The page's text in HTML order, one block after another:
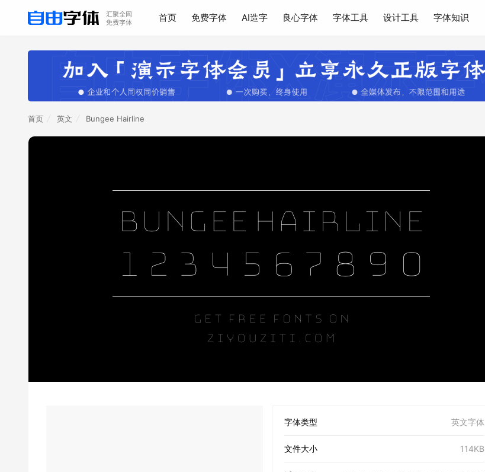
首页 免费字体 AI造字 良心字体 字体工具 设计工具 字体知识
首页 英文 Bungee Hairline
字体类型 英文字体
文件大小 114KB